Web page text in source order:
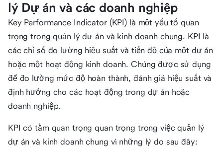
lý Dự án và các doanh nghiệp
Key Performance Indicator (KPI) là một yếu tố quan
trọng trong quản lý dự án và kinh doanh chung. KPI là
các chỉ số đo lường hiệu suất và tiến độ của một dự án
hoặc một hoạt động kinh doanh. Chúng được sử dụng
để đo lường mức độ hoàn thành, đánh giá hiệu suất và
định hướng cho các hoạt động trong dự án hoặc
doanh nghiệp.
KPI có tầm quan trọng quan trọng trong việc quản lý
dự án và kinh doanh chung vì những lý do sau đây: